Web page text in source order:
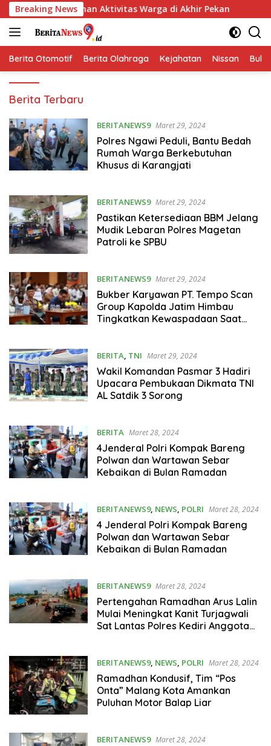
Langsung
ke
konten
Breaking News
Nyaman Aktivitas Warga di Akhir Pekan
Berita Otomotif Berita Olahraga Kejahatan Nissan
beritanews9
Berita Terbaru
BERITANEWS9 Maret 29, 2024
Polres Ngawi Peduli, Bantu Bedah
Rumah Warga Berkebutuhan
Khusus di Karangjati
BERITANEWS9 Maret 29, 2024
Pastikan Ketersediaan BBM Jelang
Mudik Lebaran Polres Magetan
Patroli ke SPBU
BERITANEWS9 Maret 29, 2024
Bukber Karyawan PT. Tempo Scan
Group Kapolda Jatim Himbau
Tingkatkan Kewaspadaan Saat
BERITA, TNI Maret 29, 2024
Wakil Komandan Pasmar 3 Hadiri
Upacara Pembukaan Dikmata TNI
AL Satdik 3 Sorong
BERITA Maret 28, 2024
4Jenderal Polri Kompak Bareng
Polwan dan Wartawan Sebar
Kebaikan di Bulan Ramadan
BERITANEWS9, NEWS, POLRI Maret 28, 2024
4 Jenderal Polri Kompak Bareng
Polwan dan Wartawan Sebar
Kebaikan di Bulan Ramadan
BERITANEWS9 Maret 28, 2024
Pertengahan Ramadhan Arus Lalin
Mulai Meningkat Kanit Turjagwali
Sat Lantas Polres Kediri Anggota
BERITANEWS9, NEWS, POLRI Maret 28, 2024
Ramadhan Kondusif, Tim “Pos
Onta” Malang Kota Amankan
Puluhan Motor Balap Liar
BERITANEWS9 Maret 28, 2024